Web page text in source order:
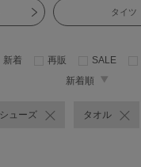
タイツ
新着 再販 SALE
新着順
シューズ タオル